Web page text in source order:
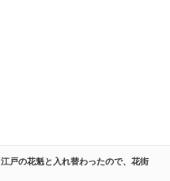
江戸の花魁と入れ替わったので、花街